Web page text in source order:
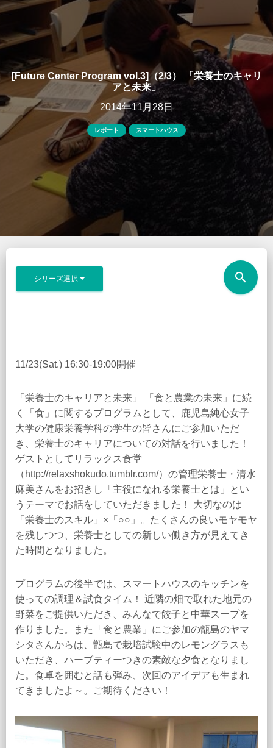
[Future Center Program vol.3]（2/3） 「栄養士のキャリ
アと未来」
2014年11月28日
レポート スマートハウス
シリーズ選択 search
11/23(Sat.) 16:30-19:00開催
「栄養士のキャリアと未来」 「食と農業の未来」に続
く「食」に関するプログラムとして、鹿児島純心女子
大学の健康栄養学科の学生の皆さんにご参加いただ
き、栄養士のキャリアについての対話を行いました！
ゲストとしてリラックス食堂
（http://relaxshokudo.tumblr.com/）の管理栄養士・清水
麻美さんをお招きし「主役になれる栄養士とは」とい
うテーマでお話をしていただきました！ 大切なのは
「栄養士のスキル」×「○○」。たくさんの良いモヤモヤ
を残しつつ、栄養士としての新しい働き方が見えてき
た時間となりました。
プログラムの後半では、スマートハウスのキッチンを
使っての調理＆試食タイム！ 近隣の畑で取れた地元の
野菜をご提供いただき、みんなで餃子と中華スープを
作りました。また「食と農業」にご参加の甑島のヤマ
シタさんからは、甑島で栽培試験中のレモングラスも
いただき、ハーブティーつきの素敵な夕食となりまし
た。食卓を囲むと話も弾み、次回のアイデアも生まれ
てきましたよ～。ご期待ください！